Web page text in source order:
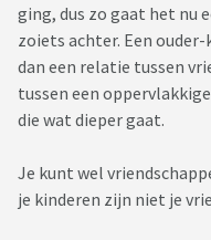
ging, dus zo gaat het nu
zoiets achter. Een
dan een relatie tussen
tussen een
die wat dieper gaat.
Je kunt wel
je kinderen zijn niet je